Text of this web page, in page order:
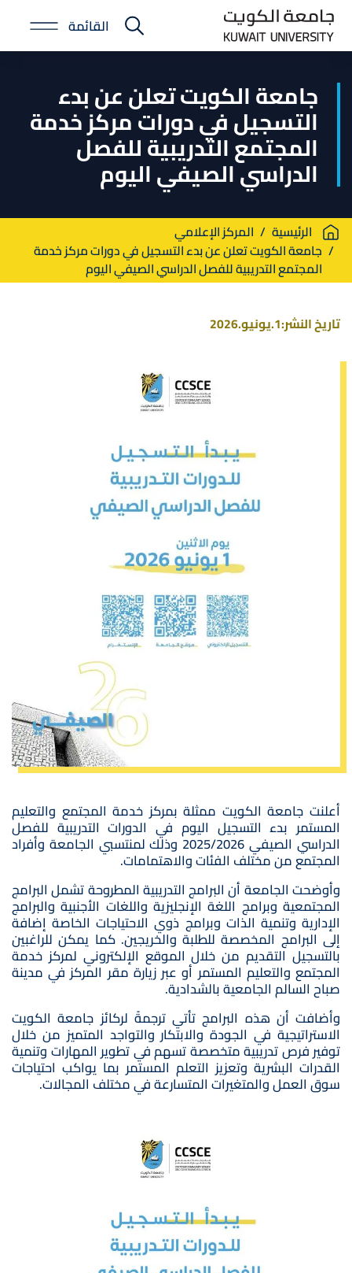
Skip
main
E-
Portal
القائمة
جامعة الكويت تعلن عن بدء
التسجيل في دورات مركز خدمة
المجتمع التدريبية للفصل
الدراسي الصيفي اليوم
Breadcrumb
الرئيسية
المركز الإعلامي
جامعة الكويت تعلن عن بدء التسجيل في دورات مركز خدمة
المجتمع التدريبية للفصل الدراسي الصيفي اليوم
تاريخ النشر:1.يونيو.2026
أعلنت جامعة الكويت ممثلة بمركز خدمة المجتمع والتعليم
المستمر بدء التسجيل اليوم في الدورات التدريبية للفصل
الدراسي الصيفي 2025/2026 وذلك لمنتسبي الجامعة وأفراد
المجتمع من مختلف الفئات والاهتمامات.
وأوضحت الجامعة أن البرامج التدريبية المطروحة تشمل البرامج
المجتمعية وبرامج اللغة الإنجليزية واللغات الأجنبية والبرامج
الإدارية وتنمية الذات وبرامج ذوي الاحتياجات الخاصة إضافة
إلى البرامج المخصصة للطلبة والخريجين. كما يمكن للراغبين
بالتسجيل التقديم من خلال الموقع الإلكتروني لمركز خدمة
المجتمع والتعليم المستمر أو عبر زيارة مقر المركز في مدينة
صباح السالم الجامعية بالشدادية.
وأضافت أن هذه البرامج تأتي ترجمةً لركائز جامعة الكويت
الاستراتيجية في الجودة والابتكار والتواجد المتميز من خلال
توفير فرص تدريبية متخصصة تسهم في تطوير المهارات وتنمية
القدرات البشرية وتعزيز التعلم المستمر بما يواكب احتياجات
سوق العمل والمتغيرات المتسارعة في مختلف المجالات.